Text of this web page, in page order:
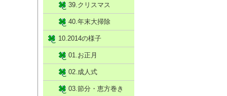
39.クリスマス
40.年末大掃除
10.2014の様子
01.お正月
02.成人式
03.節分・恵方巻き